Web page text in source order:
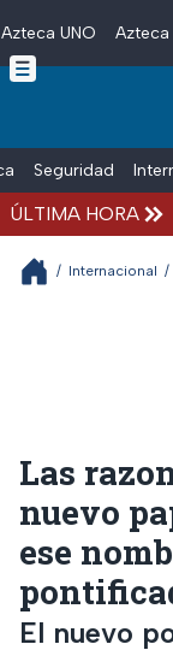
Skip to main
Azteca UNO Azteca
Seguridad
ÚLTIMA HORA
/ Internacional /
Las
nuevo
ese
El nuevo